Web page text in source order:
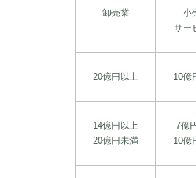
卸売業
小
サー
20億円以上 10億
14億円以上
20億円未満
7億
10億